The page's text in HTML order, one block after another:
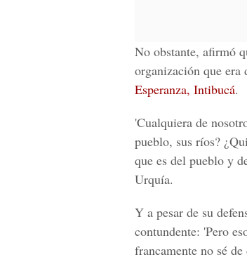
No obstante, afirmó
organización que era
Esperanza, Intibucá.
'Cualquiera de
pueblo, sus ríos?
que es del pueblo y
Urquía.
Y a pesar de su
contundente: 'Pero
francamente no sé